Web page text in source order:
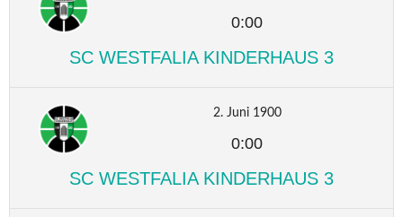
0:00
SC WESTFALIA KINDERHAUS 3
2. Juni 1900
0:00
SC WESTFALIA KINDERHAUS 3